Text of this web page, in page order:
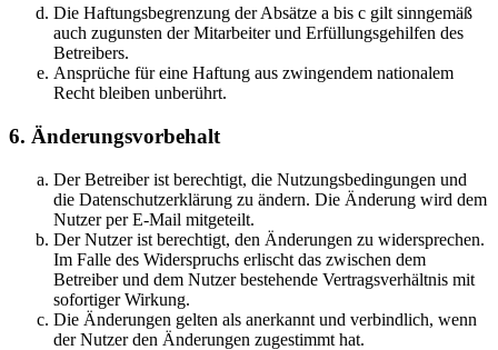
Die Haftungsbegrenzung der Absätze a bis c gilt sinngemäß
auch zugunsten der Mitarbeiter und Erfüllungsgehilfen des
Betreibers.
Ansprüche für eine Haftung aus zwingendem nationalem
Recht bleiben unberührt.
6. Änderungsvorbehalt
Der Betreiber ist berechtigt, die Nutzungsbedingungen und
die Datenschutzerklärung zu ändern. Die Änderung wird dem
Nutzer per E-Mail mitgeteilt.
Der Nutzer ist berechtigt, den Änderungen zu widersprechen.
Im Falle des Widerspruchs erlischt das zwischen dem
Betreiber und dem Nutzer bestehende Vertragsverhältnis mit
sofortiger Wirkung.
Die Änderungen gelten als anerkannt und verbindlich, wenn
der Nutzer den Änderungen zugestimmt hat.